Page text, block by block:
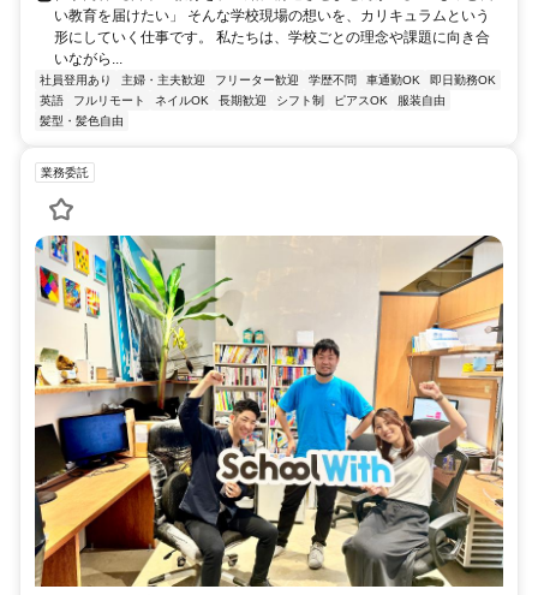
い教育を届けたい」 そんな学校現場の想いを、カリキュラムという
形にしていく仕事です。 私たちは、学校ごとの理念や課題に向き合
いながら...
社員登用あり 主婦・主夫歓迎 フリーター歓迎 学歴不問 車通勤OK
即日勤務OK
英語
フルリモート ネイルOK 長期歓迎 シフト制 ピアスOK
服装自由
髪型・髪色自由
業務委託